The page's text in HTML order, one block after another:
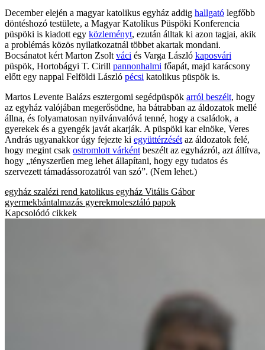
December elején a magyar katolikus egyház addig hallgató legfőbb
döntéshozó testülete, a Magyar Katolikus Püspöki Konferencia
püspöki is kiadott egy közleményt, ezután álltak ki azon tagjai, akik
a problémás közös nyilatkozatnál többet akartak mondani.
Bocsánatot kért Marton Zsolt váci és Varga László kaposvári
püspök, Hortobágyi T. Cirill pannonhalmi főapát, majd karácsony
előtt egy nappal Felföldi László pécsi katolikus püspök is.
Martos Levente Balázs esztergomi segédpüspök arról beszélt, hogy
az egyház valójában megerősödne, ha bátrabban az áldozatok mellé
állna, és folyamatosan nyilvánvalóvá tenné, hogy a családok, a
gyerekek és a gyengék javát akarják. A püspöki kar elnöke, Veres
András ugyanakkor úgy fejezte ki együttérzését az áldozatok felé,
hogy megint csak ostromlott várként beszélt az egyházról, azt állítva,
hogy „tényszerűen meg lehet állapítani, hogy egy tudatos és
szervezett támadássorozatról van szó”. (Nem lehet.)
egyház szalézi rend katolikus egyház Vitális Gábor
gyermekbántalmazás gyerekmolesztáló papok
Kapcsolódó cikkek